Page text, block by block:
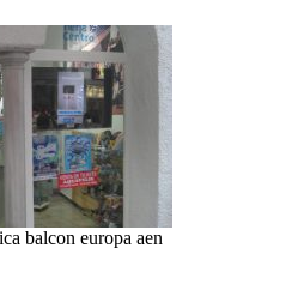
balcon europa aen